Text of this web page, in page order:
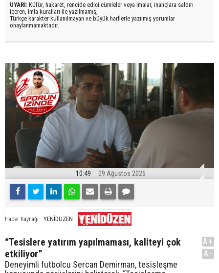
UYARI: Küfür, hakaret, rencide edici cümleler veya imalar, inançlara saldırı
içeren, imla kuralları ile yazılmamış,
Türkçe karakter kullanılmayan ve büyük harflerle yazılmış yorumlar
onaylanmamaktadır.
10:49 09 Ağustos 2026
Haber Kaynağı YENİDÜZEN
“Tesislere yatırım yapılmaması, kaliteyi çok
etkiliyor”
Deneyimli futbolcu Sercan Demirman, tesisleşme
A+
A-